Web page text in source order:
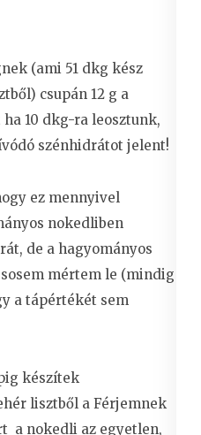
(ami 51 dkg kész
csupán 12 g a
10 dkg-ra leosztunk,
szénhidrátot jelent!
ez mennyivel
nokedliben
de a hagyományos
mértem le (mindig
a tápértékét sem
készítek
lisztből a Férjemnek
a nokedli az egyetlen,